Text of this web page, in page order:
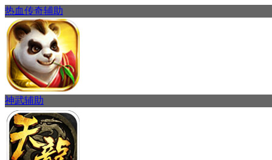
热血传奇辅助
神武辅助